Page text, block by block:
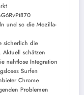
und so die Mozilla-
sicherlich die
schätzen
nahtlose Integration
Surfen
Chrome
Problemen